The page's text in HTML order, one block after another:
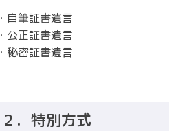
・自筆証書遺言
・公正証書遺言
・秘密証書遺言
２．特別方式